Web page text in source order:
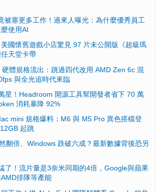
被塞更多工作！過來人曝光：為什麼優秀員工
使用AI
國懷舊遊戲小店驚見 97 片未公開版《超級瑪
天堂卡帶
體規格流出：跳過四代改用 AMD Zen 6c 混
與全光追時代來臨
星！Headroom 開源工具幫開發者省下 70 萬
消耗暴降 92%
mini 規格爆料：M6 與 M5 Pro 異色搭檔登
起跳
翻倍、Windows 跌破六成？最新數據背後恐另
了！流片量是3奈米同期的4倍，Google與蘋果
排隊等產能